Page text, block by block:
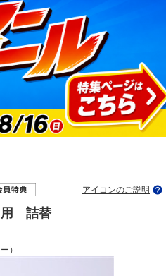
アイコンのご説明
用 詰替
）